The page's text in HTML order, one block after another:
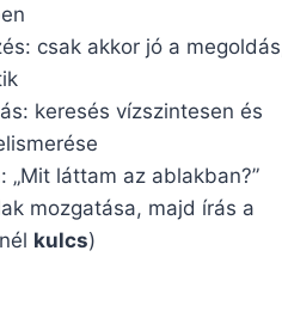
csak akkor jó a
keresés vízszintesen és
„Mit láttam az ablakban?”
mozgatása, majd írás a
kulcs)